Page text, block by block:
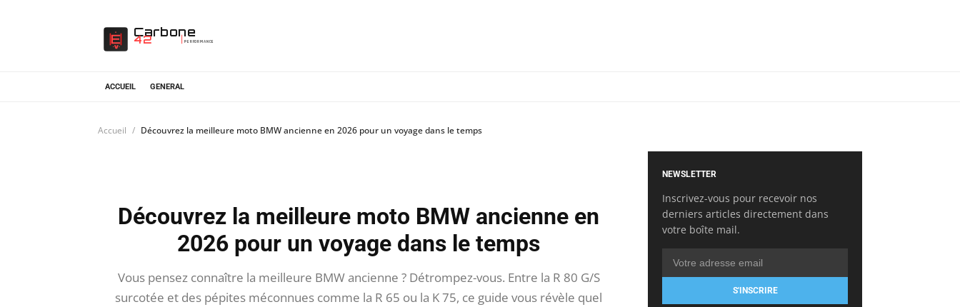
Carbone
42 PERFORMANCE
ACCUEIL GENERAL
Accueil Découvrez la meilleure moto BMW ancienne en 2026 pour un voyage dans le temps
Découvrez la meilleure moto BMW ancienne en
2026 pour un voyage dans le temps
Vous pensez connaître la meilleure BMW ancienne ? Détrompez-vous. Entre la R 80 G/S
surcotée et des pépites méconnues comme la R 65 ou la K 75, ce guide vous révèle quel
NEWSLETTER
Inscrivez-vous pour recevoir nos
derniers articles directement dans
votre boîte mail.
S'INSCRIRE